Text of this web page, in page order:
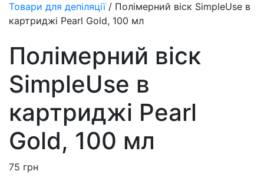
Товари для депіляції/ Полімерний віск SimpleUse в
картриджі Pearl Gold, 100 мл
Полімерний віск
SimpleUse в
картриджі Pearl
Gold, 100 мл
75 грн